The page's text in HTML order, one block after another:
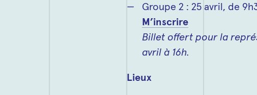
Groupe 2 : 25 avril, de
M’inscrire
Billet offert pour la
avril à 16h.
Lieux